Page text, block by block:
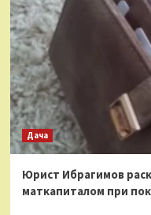
Дача
Юрист Ибрагимов
маткапиталом при